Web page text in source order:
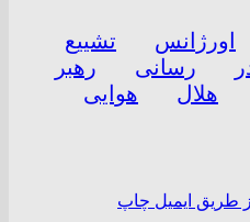
اورژانس
تشییع
رسانی
رهبر
هلال هوایی
طریق ایمیل چاپ